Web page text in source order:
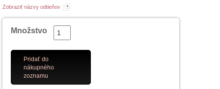
Zobraziť názvy odtieňov
Množstvo
Pridať do
nákupného
zoznamu